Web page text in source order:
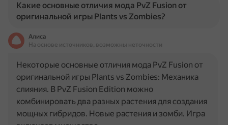
Какие основные отличия мода PvZ Fusion от
оригинальной игры Plants vs Zombies?
Алиса
На основе источников, возможны неточности
Некоторые основные отличия мода PvZ Fusion от
оригинальной игры Plants vs Zombies: Механика
слияния. В PvZ Fusion Edition можно
комбинировать два разных растения для создания
мощных гибридов. Новые растения и зомби. Игра